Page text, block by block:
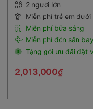
2 người lớn
Miễn phí trẻ em dưới
Miễn phí bữa sáng
Miễn phí đón sân bay
Tặng gói ưu đãi đặt
2,013,000₫